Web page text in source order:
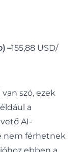
–155,88 USD/
szó, ezek
a
AI-
nem férhetnek
ebben a